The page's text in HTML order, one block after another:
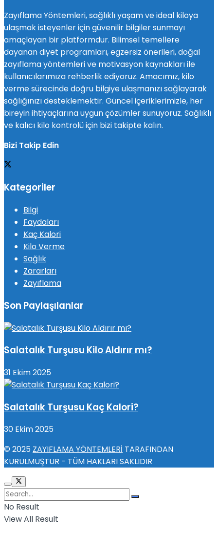
Zayıflama Yöntemleri, sağlıklı yaşam ve ideal kiloya
ulaşmak isteyenler için güvenilir bilgiler sunmayı
amaçlayan bir platformdur. Bilimsel temellere
dayanan diyet programları, egzersiz önerileri, doğal
zayıflama yöntemleri ve motivasyon kaynakları ile
kullanıcılarımıza rehberlik ediyoruz. Amacımız, kilo
verme sürecinde doğru bilgiye ulaşmanızı sağlayarak
sağlığınızı desteklemektir. Güncel içeriklerimizle, her
bireyin ihtiyaçlarına uygun çözümler sunuyoruz. Sağlıklı
ve kalıcı kilo kontrolü için bizi takipte kalın.
Bizi Takip Edin
Kategoriler
Bilgi
Faydaları
Kaç Kalori
Kilo Verme
Sağlık
Zararları
Zayıflama
Son Paylaşılanlar
Salatalık Turşusu Kilo Aldırır mı?
31 Ekim 2025
Salatalık Turşusu Kaç Kalori?
30 Ekim 2025
© 2025 ZAYIFLAMA YÖNTEMLERİ TARAFINDAN
KURULMUŞTUR - TÜM HAKLARI SAKLIDIR
No Result
View All Result